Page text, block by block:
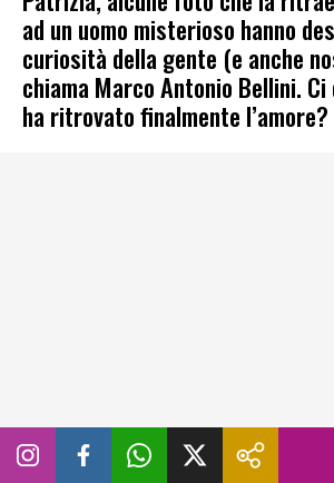
ad un uomo misterioso hanno
curiosità della gente (e anche
chiama Marco Antonio Bellini.
ha ritrovato finalmente l’amore?